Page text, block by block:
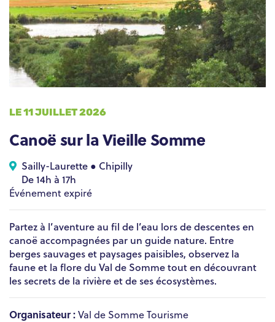
LE 11 JUILLET 2026
Canoë sur la Vieille Somme
Sailly-Laurette ● Chipilly
De 14h à 17h
Événement expiré
Partez à l’aventure au fil de l’eau lors de descentes en
canoë accompagnées par un guide nature. Entre
berges sauvages et paysages paisibles, observez la
faune et la flore du Val de Somme tout en découvrant
les secrets de la rivière et de ses écosystèmes.
Organisateur :Val de Somme Tourisme